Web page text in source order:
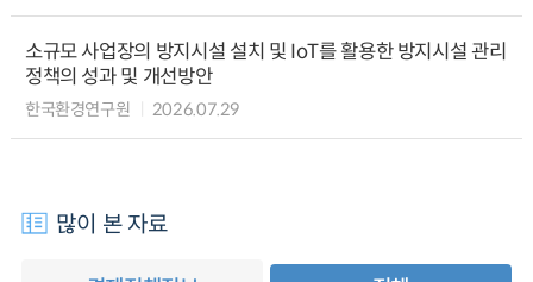
소규모 사업장의 방지시설 설치 및 IoT를 활용한 방지시설 관리
정책의 성과 및 개선방안
한국환경연구원 2026.07.29
많이 본 자료